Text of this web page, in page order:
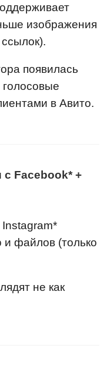
изображения
появилась
в Авито.
с Facebook* +
и файлов (только
не как